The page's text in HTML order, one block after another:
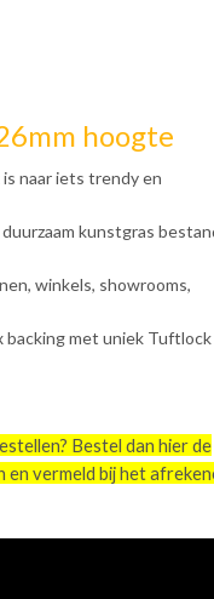
hoogte
naar iets trendy en
kunstgras
winkels, showrooms,
backing met uniek Tuftlock
Bestel dan hier de
vermeld bij het